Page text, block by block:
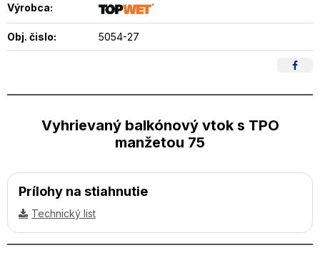
Výrobca:
Obj. čislo: 5054-27
Vyhrievaný balkónový vtok s TPO
manžetou 75
Prílohy na stiahnutie
Technický list